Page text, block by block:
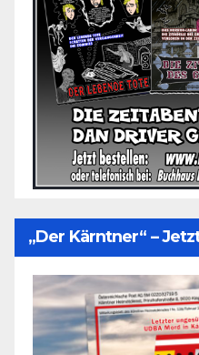
„Der Kärntner“ –